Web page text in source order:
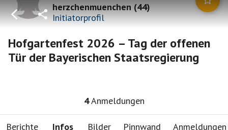
herzchenmuenchen(44)
Initiatorprofil
Hofgartenfest 2026 – Tag der offenen
Tür der Bayerischen Staatsregierung
4Anmeldungen
Berichte Infos Bilder Pinnwand Anmeldungen